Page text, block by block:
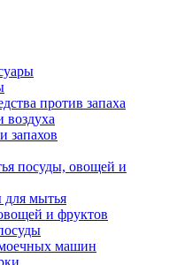
против запаха
воздуха
запахов
посуды, овощей и
для мытья
и фруктов
машин